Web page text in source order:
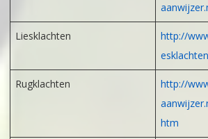
Liesklachten
http://
Rugklachten
http://
htm